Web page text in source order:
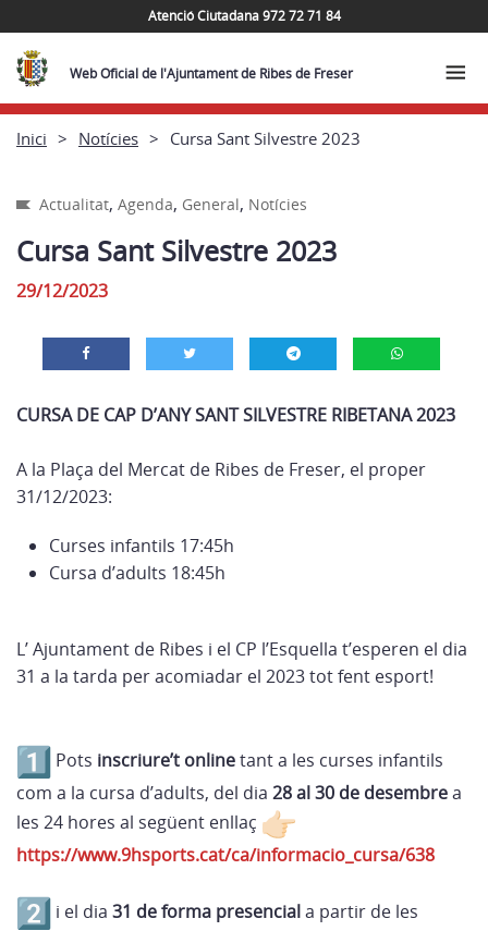
Atenció Ciutadana 972 72 71 84
Web Oficial de l'Ajuntament de Ribes de Freser
Inici Notícies Cursa Sant Silvestre 2023
Actualitat, Agenda, General, Notícies
Cursa Sant Silvestre 2023
29/12/2023
CURSA DE CAP D’ANYSANT SILVESTRE RIBETANA 2023
A la Plaça del Mercat de Ribes de Freser, el proper
31/12/2023:
Curses infantils 17:45h
Cursa d’adults 18:45h
L’ Ajuntament de Ribes i el CP l’Esquella t’esperen el dia
31 a la tarda per acomiadar el 2023 tot fent esport!
Pots inscriure’t onlinetant a les curses infantils
com a la cursa d’adults, del dia 28 al 30 de desembrea
les 24 hores al següent enllaç
https://www.9hsports.cat/ca/informacio_cursa/638
i el dia 31 de forma presenciala partir de les